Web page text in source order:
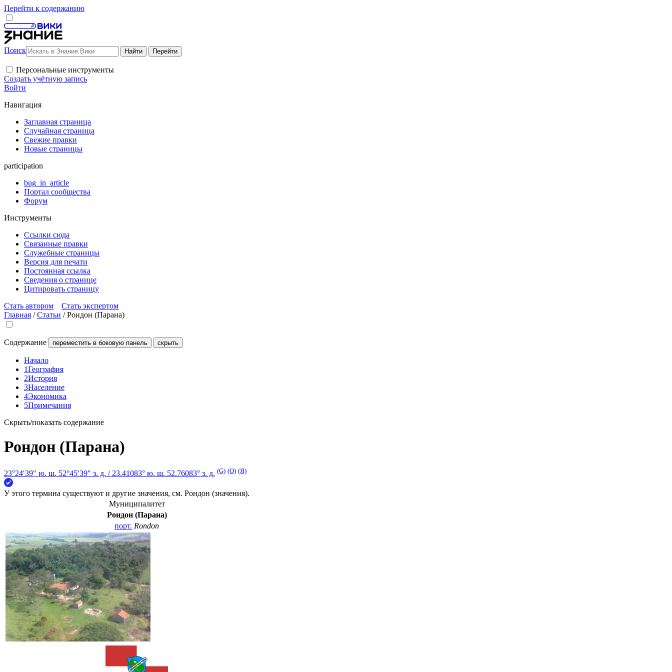
Перейти к содержанию
Поиск
Персональные инструменты
Создать учётную запись
Войти
Навигация
Заглавная страница
Случайная страница
Свежие правки
Новые страницы
participation
bug_in_article
Портал сообщества
Форум
Инструменты
Ссылки сюда
Связанные правки
Служебные страницы
Версия для печати
Постоянная ссылка
Сведения о странице
Цитировать страницу
Стать автором
Стать экспертом
Главная /Статьи /Рондон (Парана)
Содержание переместить в боковую панель скрыть
Начало
1География
2История
3Население
4Экономика
5Примечания
Скрыть/показать содержание
Рондон (Парана)
23°24′39″ ю. ш. 52°45′39″ з. д. / 23.41083° ю. ш. 52.76083° з. д. (G) (O) (Я)
У этого термина существуют и другие значения, см. Рондон (значения).
Муниципалитет
Рондон (Парана)
порт. Rondon